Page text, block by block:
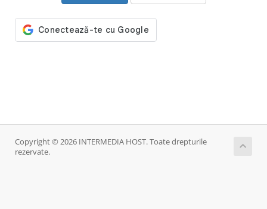
Copyright © 2026 INTERMEDIA HOST. Toate drepturile
rezervate.